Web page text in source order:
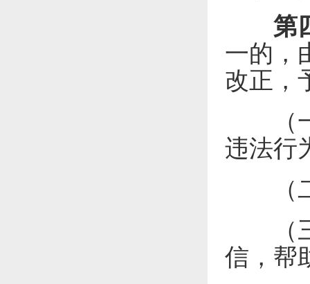
第
一的，
改正，
（一
违法行
（二
（三
信，帮